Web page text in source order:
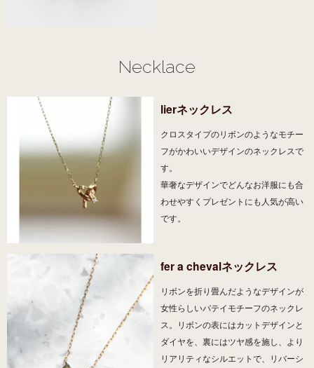
Necklace
lierネックレス
クロスタイプのリボンのようなモチー
フがかわいいデザインのネックレスで
す。
華奢なデザインでどんなお洋服にも合
わせやすくプレゼントにも人気が高い
です。
fer a chevalネックレス
リボンを折り畳んだようなデザインが
女性らしいバテイモチーフのネックレ
ス。リボンの表にはカットデザインと
ダイヤを、裏にはツヤ感を施し、より
リアリティなシルエットで、リバーシ